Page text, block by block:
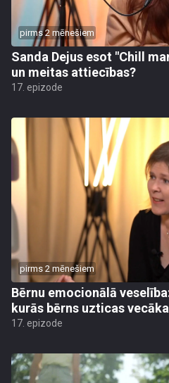
pirms 2 mēnešiem
Sanda Dejus esot "Chill
un meitas attiecības?
17. epizode
pirms 2 mēnešiem
Bērnu emocionālā
kurās bērns uzticas
17. epizode